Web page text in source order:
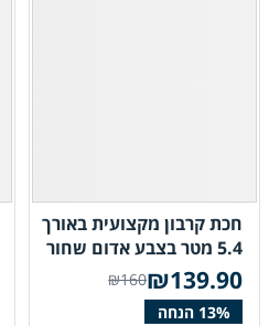
חכת קרבון מקצועית באורך
5.4 מטר בצבע אדום שחור
₪160 139.90
₪